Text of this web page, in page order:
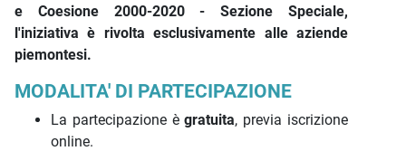
e Coesione 2000-2020 - Sezione Speciale,
l'iniziativa è rivolta esclusivamente alle aziende
piemontesi.
MODALITA' DI PARTECIPAZIONE
La partecipazione ègratuita, previa iscrizione
online.